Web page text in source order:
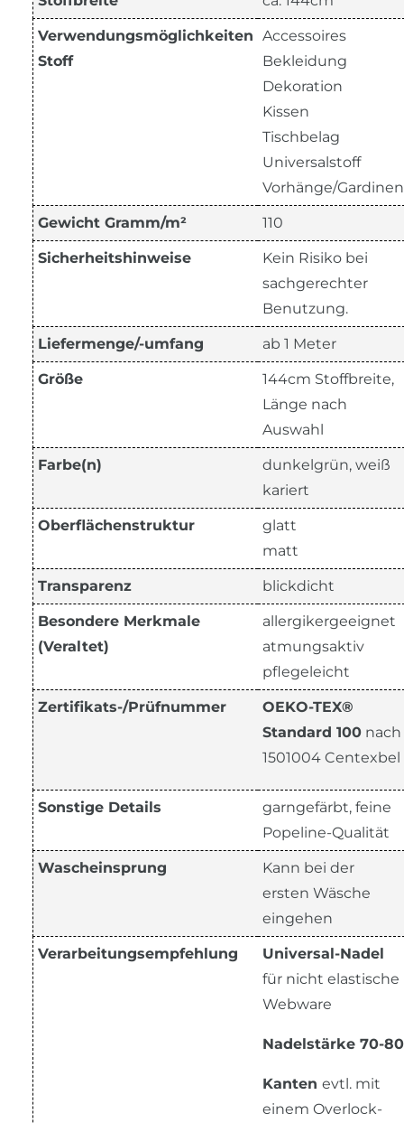
Verwendungsmöglichkeiten
Stoff
Accessoires
Bekleidung
Dekoration
Kissen
Tischbelag
Universalstoff
Vorhänge/Gardinen
Gewicht Gramm/m² 110
Sicherheitshinweise
Kein Risiko bei
sachgerechter
Benutzung.
Liefermenge/-umfang ab 1 Meter
Größe
144cm Stoffbreite,
Länge nach
Auswahl
Farbe(n)
dunkelgrün, weiß
kariert
Oberflächenstruktur
glatt
matt
Transparenz blickdicht
Besondere Merkmale
(Veraltet)
allergikergeeignet
atmungsaktiv
pflegeleicht
Zertifikats-/Prüfnummer
OEKO-TEX®
Standard 100 nach
1501004 Centexbel
Sonstige Details
garngefärbt, feine
Popeline-Qualität
Wascheinsprung
Kann bei der
ersten Wäsche
eingehen
Verarbeitungsempfehlung
Universal-Nadel
für nicht elastische
Webware
Nadelstärke 70-80
Kanten evtl. mit
einem Overlock-